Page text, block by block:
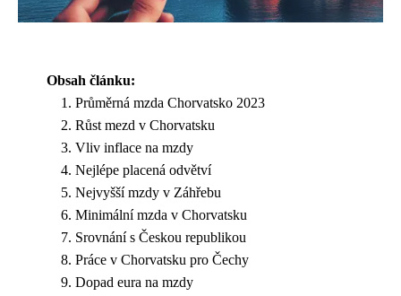
Obsah článku:
Průměrná mzda Chorvatsko 2023
Růst mezd v Chorvatsku
Vliv inflace na mzdy
Nejlépe placená odvětví
Nejvyšší mzdy v Záhřebu
Minimální mzda v Chorvatsku
Srovnání s Českou republikou
Práce v Chorvatsku pro Čechy
Dopad eura na mzdy